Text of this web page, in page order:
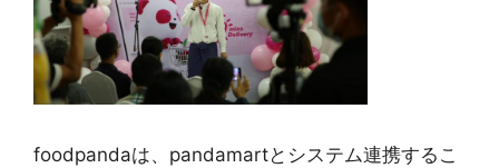
foodpandaは、pandamartとシステム連携するこ